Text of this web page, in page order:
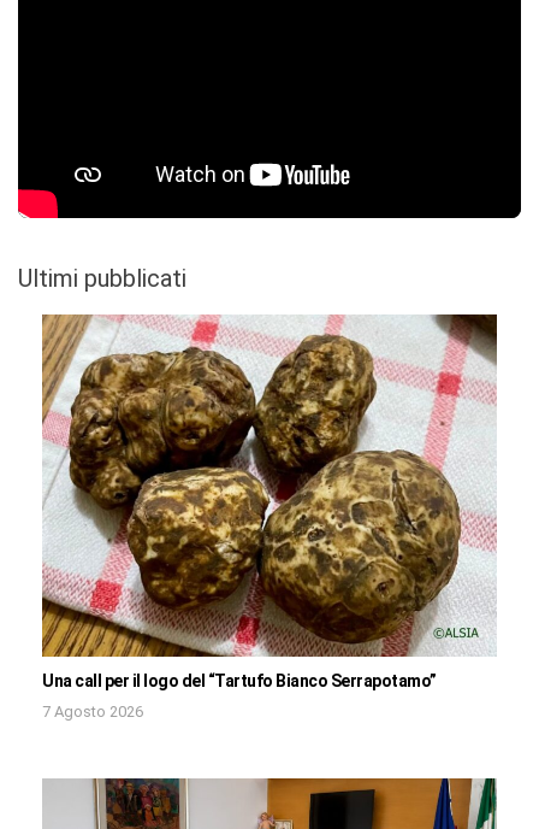
Ultimi pubblicati
Una call per il logo del “Tartufo Bianco Serrapotamo”
7 Agosto 2026